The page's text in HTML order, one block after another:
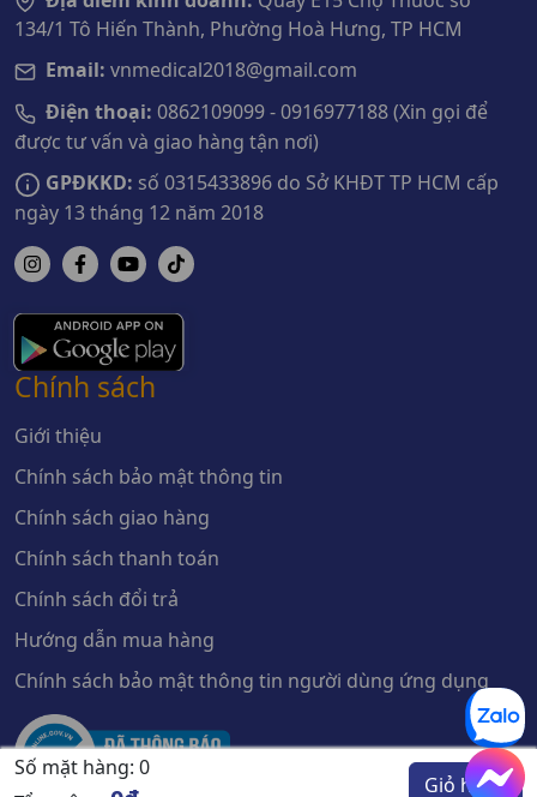
Số mặt hàng: 0
Giỏ hàng
134/1 Tô Hiến Thành, Phường Hoà Hưng, TP HCM
Email: vnmedical2018@gmail.com
Điện thoại: 0862109099 - 0916977188 (Xin gọi để
được tư vấn và giao hàng tận nơi)
GPĐKKD: số 0315433896 do Sở KHĐT TP HCM cấp
ngày 13 tháng 12 năm 2018
Chính sách
Giới thiệu
Chính sách bảo mật thông tin
Chính sách giao hàng
Chính sách thanh toán
Chính sách đổi trả
Hướng dẫn mua hàng
Chính sách bảo mật thông tin người dùng ứng dụng